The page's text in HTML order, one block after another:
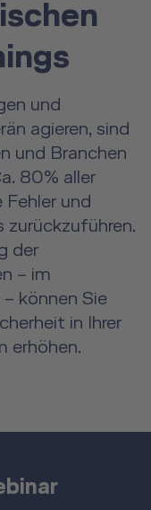
und
agieren, sind
und Branchen
80% aller
und
zurückzuführen.
der
– im
können Sie
in Ihrer
erhöhen.